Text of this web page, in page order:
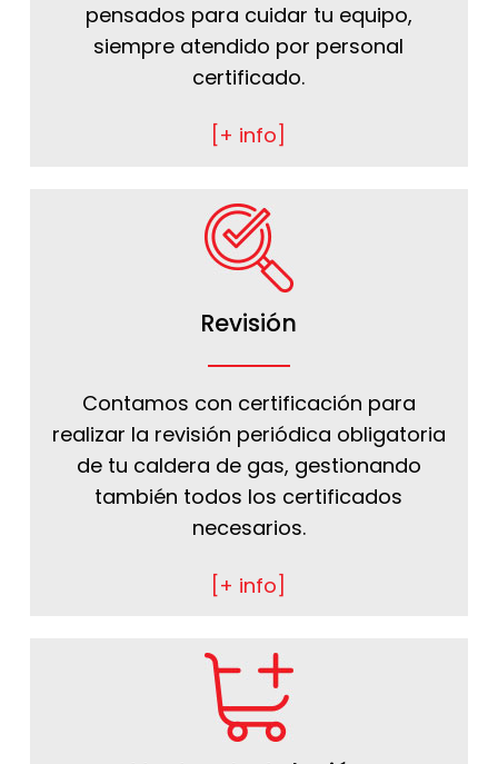
pensados para cuidar tu equipo,
siempre atendido por personal
certificado.
[+ info]
Revisión
Contamos con certificación para
realizar la revisión periódica obligatoria
de tu caldera de gas, gestionando
también todos los certificados
necesarios.
[+ info]